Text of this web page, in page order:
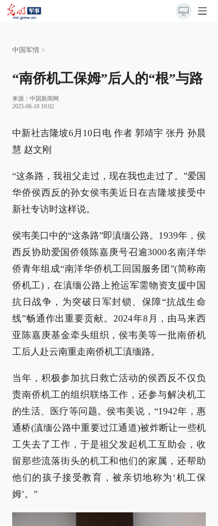
中国军情 >
“南侨机工保姆”后人的“根”与路
来源： 中国新闻网
2025-06-10 10:02
中新社吉隆坡6月10日电 作者 郭靖宇 张丹 孙晨
慧 赵文刚
“这条路，我祖父走过，现在我也走过了。”爱国
华侨侯西反的孙女侯韦美近日在吉隆坡接受中
新社专访时这样说。
侯韦美口中的“这条路”即滇缅公路。1939年，侯
西反协助爱国侨领陈嘉庚号召逾3000名南洋华
侨青年组成“南洋华侨机工回国服务团”(简称南
侨机工)，在滇缅公路上抢运军需物资支援中国
抗日战争，为突破日军封锁、保障“抗战生命
线”畅通作出重要贡献。2024年8月，由马来西
亚陈嘉庚基金牵头组织，侯韦美等一批南侨机
工后人赴云南重走南侨机工滇缅路。
当年，积极参加抗日救亡活动的侯西反不仅负
责南侨机工的组织联络工作，还参与解决机工
的生活、医疗等问题。侯韦美说，“1942年，惠
通桥(滇缅公路中重要过江通道)被炸断让一些机
工失去了工作，于是祖父发起机工互助会，收
留那些流落街头的机工和他们的家属，还帮助
他们的孩子接受教育，被亲切地称为‘机工保
姆’。”